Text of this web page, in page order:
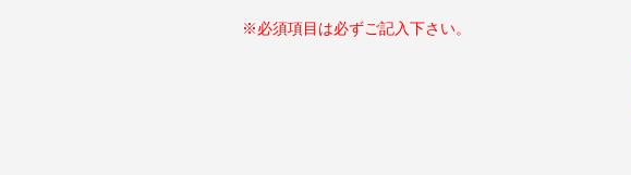
※必須項目は必ずご記入下さい。